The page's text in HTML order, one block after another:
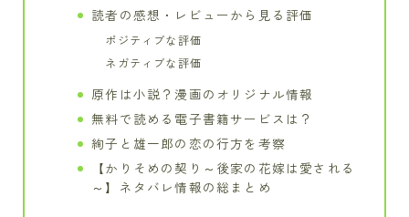
読者の感想・レビューから見る評価
ポジティブな評価
ネガティブな評価
原作は小説？漫画のオリジナル情報
無料で読める電子書籍サービスは？
絢子と雄一郎の恋の行方を考察
【かりそめの契り～後家の花嫁は愛される
～】ネタバレ情報の総まとめ